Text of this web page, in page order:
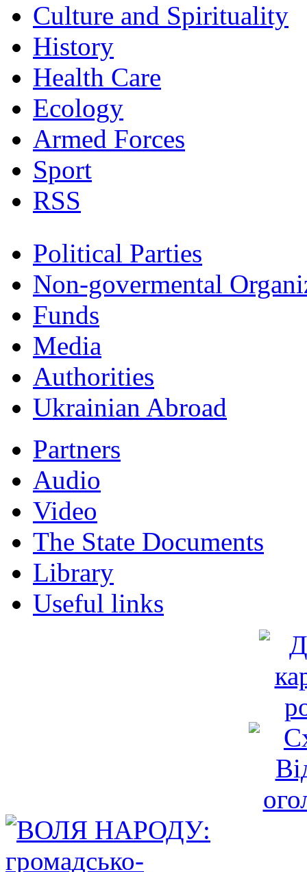
Culture and Spirituality
History
Health Care
Ecology
Armed Forces
Sport
RSS
Political Parties
Non-govermental
Funds
Мedia
Authorities
Ukrainian Abroad
Partners
Audio
Video
The State Documents
Library
Useful links